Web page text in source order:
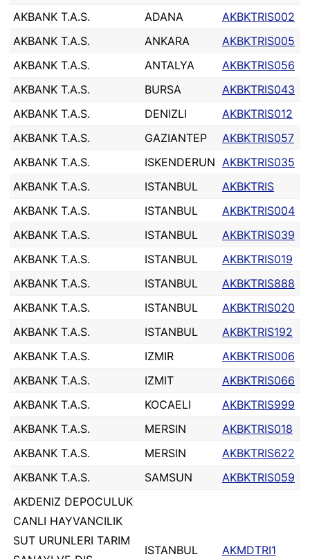
AKBANK T.A.S. ADANA
AKBKTRIS002
AKBANK T.A.S.
ANKARA
AKBKTRIS005
AKBANK T.A.S.
ANTALYA
AKBKTRIS056
AKBANK T.A.S.
BURSA
AKBKTRIS043
AKBANK T.A.S.
DENIZLI
AKBKTRIS012
AKBANK T.A.S.
GAZIANTEP
AKBKTRIS057
AKBANK T.A.S.
ISKENDERUN AKBKTRIS035
AKBANK T.A.S.
ISTANBUL
AKBKTRIS
AKBANK T.A.S.
ISTANBUL
AKBKTRIS004
AKBANK T.A.S.
ISTANBUL
AKBKTRIS039
AKBANK T.A.S.
ISTANBUL
AKBKTRIS019
AKBANK T.A.S.
ISTANBUL
AKBKTRIS888
AKBANK T.A.S.
ISTANBUL
AKBKTRIS020
AKBANK T.A.S.
ISTANBUL
AKBKTRIS192
AKBANK T.A.S.
IZMIR
AKBKTRIS006
AKBANK T.A.S.
IZMIT
AKBKTRIS066
AKBANK T.A.S.
KOCAELI
AKBKTRIS999
AKBANK T.A.S.
MERSIN
AKBKTRIS018
AKBANK T.A.S.
MERSIN
AKBKTRIS622
AKBANK T.A.S.
SAMSUN
AKBKTRIS059
AKDENIZ DEPOCULUK
CANLI HAYVANCILIK
SUT URUNLERI TARIM
ISTANBUL AKMDTRI1